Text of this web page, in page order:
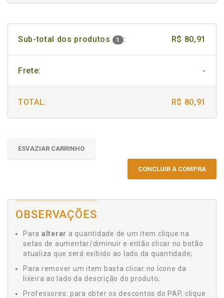
Sub-total dos produtos 1 : R$ 80,91
Frete: -
TOTAL: R$ 80,91
ESVAZIAR CARRINHO
CONCLUIR A COMPRA
OBSERVAÇÕES
Para alterar a quantidade de um item clique na
setas de aumentar/diminuir e então clicar no botão
atualiza que será exibido ao lado da quantidade;
Para remover um item basta clicar no ícone da
lixeira ao lado da descrição do produto;
Professores: para obter os descontos do PAP, clique